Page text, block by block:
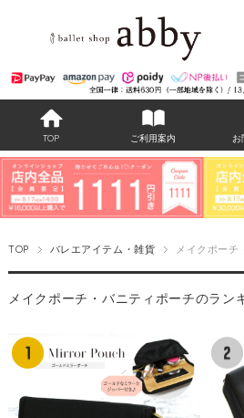
TOP ご利用案内 お
TOP バレエアイテム・雑貨 メイクポーチ
メイクポーチ・バニティポーチのラン